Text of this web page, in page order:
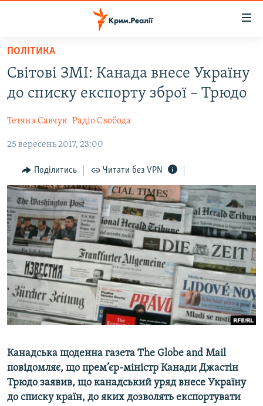
Перейти
основного
матеріалу
до
навігації
Перейти
пошуку
ВІДЕО ТА ФОТО
ПОЛІТИКА
БЛОГИ
ПОГЛЯД
ІНТЕРВ'Ю
ВСЕ ЗА ДЕНЬ
СПЕЦПРОЕКТИ
ДЕПОРТАЦІЯ
ВІДЕОУРОКИ «ELIFBE»
СВІДЧЕННЯ ОКУПАЦІЇ
УКРАЇНСЬКА ПРОБЛЕМА КРИМУ
ЯК ОБІЙТИ БЛОКУВАННЯ
Русский
Qırımtatar
Усі сайти RFE/RL
ПОЛІТИКА
Світові ЗМІ: Канада внесе Україну
до списку експорту зброї – Трюдо
Тетяна Савчук Радіо Свобода
25 вересень 2017, 23:00
Поділитись Читати без VPN
Канадська щоденна газета The Globe and Mail
повідомляє, що прем’єр-міністр Канади Джастін
Трюдо заявив, що канадський уряд внесе Україну
до списку країн, до яких дозволять експортувати